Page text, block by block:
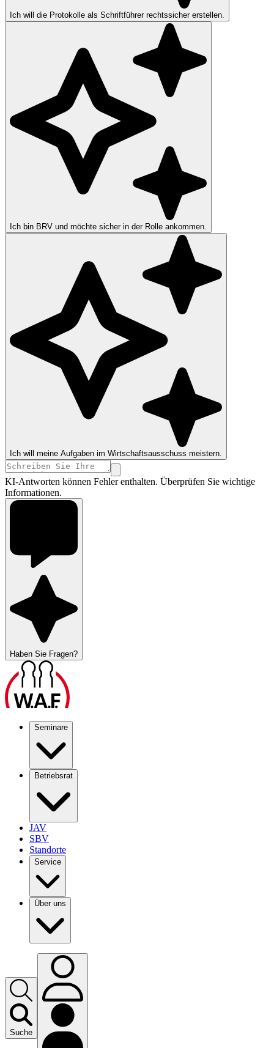
Ich will die Protokolle als Schriftführer rechtssicher erstellen.
Ich bin BRV und möchte sicher in der Rolle ankommen.
Ich will meine Aufgaben im Wirtschaftsausschuss meistern.
KI-Antworten können Fehler enthalten. Überprüfen Sie wichtige
Informationen.
Haben Sie Fragen?
Seminare
Betriebsrat
JAV
SBV
Standorte
Service
Über uns
Suche